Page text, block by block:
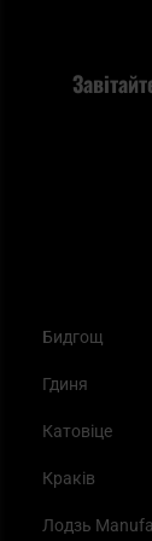
Бидгощ
Гдиня
Катовіце
Краків
Лодзь
Повернення
Blackout - що
Як працює
Найкращі
Самозахист